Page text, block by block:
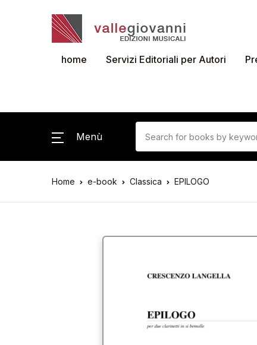
home Servizi Editoriali per Autori
Menù
Home e-book Classica EPILOGO